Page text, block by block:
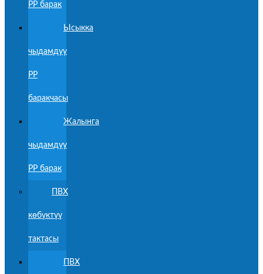
PP барак
Ысыкка
чыдамдуу
PP
баракчасы
Жалынга
чыдамдуу
PP барак
ПВХ
көбүктүү
тактасы
ПВХ